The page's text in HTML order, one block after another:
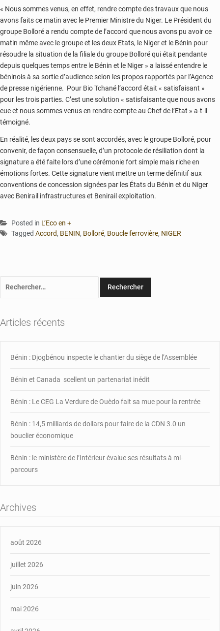
« Nous sommes venus, en effet, rendre compte des travaux que nous
avons faits ce matin avec le Premier Ministre du Niger. Le Président du
groupe Bolloré a rendu compte de l’accord que nous avons pu avoir ce
matin même avec le groupe et les deux Etats, le Niger et le Bénin pour
résoudre la situation de la filiale du groupe Bolloré qui était pendante
depuis quelques temps entre le Bénin et le Niger » a laissé entendre le
béninois à sa sortie d’audience selon les propos rapportés par l’Agence
de presse nigérienne. Pour Bio Tchané l’accord était « satisfaisant »
pour les trois parties. C’est une solution « satisfaisante que nous avons
eue et nous sommes venus en rendre compte au Chef de l’Etat » a-t-il
témoigné.
En réalité, les deux pays se sont accordés, avec le groupe Bolloré, pour
convenir, de façon consensuelle, d’un protocole de résiliation dont la
signature a été faite lors d’une cérémonie fort simple mais riche en
émotions fortes. Cette signature vient mettre un terme définitif aux
conventions de concession signées par les États du Bénin et du Niger
avec Benirail infrastructures et Benirail exploitation.
Posted in L’Eco en +
Tagged Accord, BENIN, Bolloré, Boucle ferrovière, NIGER
Articles récents
Bénin : Djogbénou inspecte le chantier du siège de l’Assemblée
Bénin et Canada scellent un partenariat inédit
Bénin : Le CEG La Verdure de Ouèdo fait sa mue pour la rentrée
Bénin : 14,5 milliards de dollars pour faire de la CDN 3.0 un
bouclier économique
Bénin : le ministère de l’Intérieur évalue ses résultats à mi-
parcours
Archives
août 2026
juillet 2026
juin 2026
mai 2026